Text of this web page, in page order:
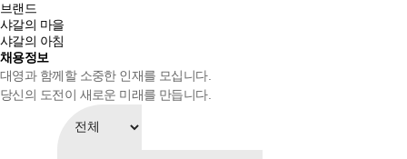
브랜드
샤갈의 마을
샤갈의 아침
채용정보
대영과 함께할 소중한 인재를 모십니다.
당신의 도전이 새로운 미래를 만듭니다.